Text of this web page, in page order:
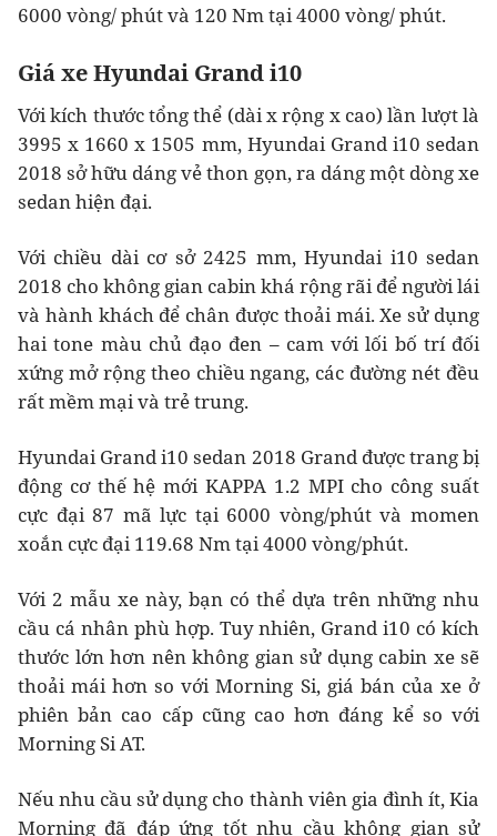
6000 vòng/ phút và 120 Nm tại 4000 vòng/ phút.
Giá xe Hyundai Grand i10
Với kích thước tổng thể (dài x rộng x cao) lần lượt là
3995 x 1660 x 1505 mm, Hyundai Grand i10 sedan
2018 sở hữu dáng vẻ thon gọn, ra dáng một dòng xe
sedan hiện đại.
Với chiều dài cơ sở 2425 mm, Hyundai i10 sedan
2018 cho không gian cabin khá rộng rãi để người lái
và hành khách để chân được thoải mái. Xe sử dụng
hai tone màu chủ đạo đen – cam với lối bố trí đối
xứng mở rộng theo chiều ngang, các đường nét đều
rất mềm mại và trẻ trung.
Hyundai Grand i10 sedan 2018 Grand được trang bị
động cơ thế hệ mới KAPPA 1.2 MPI cho công suất
cực đại 87 mã lực tại 6000 vòng/phút và momen
xoắn cực đại 119.68 Nm tại 4000 vòng/phút.
Với 2 mẫu xe này, bạn có thể dựa trên những nhu
cầu cá nhân phù hợp. Tuy nhiên, Grand i10 có kích
thước lớn hơn nên không gian sử dụng cabin xe sẽ
thoải mái hơn so với Morning Si, giá bán của xe ở
phiên bản cao cấp cũng cao hơn đáng kể so với
Morning Si AT.
Nếu nhu cầu sử dụng cho thành viên gia đình ít, Kia
Morning đã đáp ứng tốt nhu cầu không gian sử